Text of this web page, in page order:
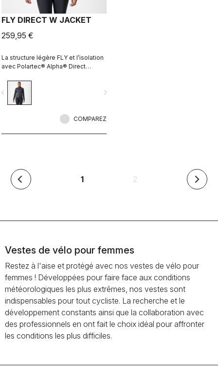
FLY DIRECT W JACKET
259,95 €
La structure légère FLY et l’isolation
avec Polartec® Alpha® Direct
d’hiver chaude qui peut être
aisément comprimée pour répondre
à des conditions météorologiques
navigate_next
COMPAREZ
arrow_back_ios 1(en
2 arrow_forward_ios
Vestes de vélo pour femmes
Restez à l'aise et protégé avec nos vestes de vélo pour
femmes ! Développées pour faire face aux conditions
météorologiques les plus extrêmes, nos vestes sont
indispensables pour tout cycliste. La recherche et le
développement constants ainsi que la collaboration avec
des professionnels en ont fait le choix idéal pour affronter
les conditions les plus difficiles.